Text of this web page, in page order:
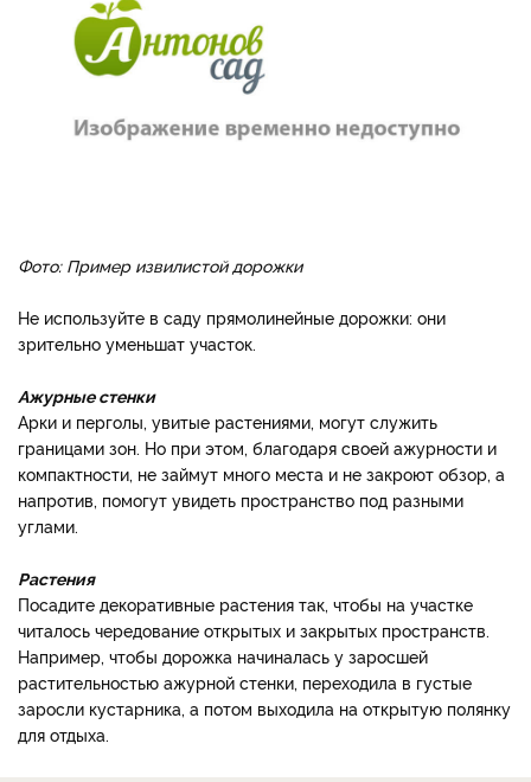
Фото: Пример извилистой дорожки
Не используйте в саду прямолинейные дорожки: они
зрительно уменьшат участок.
Ажурные стенки
Арки и перголы, увитые растениями, могут служить
границами зон. Но при этом, благодаря своей ажурности и
компактности, не займут много места и не закроют обзор, а
напротив, помогут увидеть пространство под разными
углами.
Растения
Посадите декоративные растения так, чтобы на участке
читалось чередование открытых и закрытых пространств.
Например, чтобы дорожка начиналась у заросшей
растительностью ажурной стенки, переходила в густые
заросли кустарника, а потом выходила на открытую полянку
для отдыха.